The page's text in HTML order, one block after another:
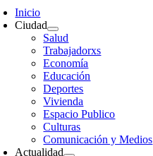
Inicio
Ciudad
Salud
Trabajadorxs
Economía
Educación
Deportes
Vivienda
Espacio Publico
Culturas
Comunicación y Medios
Actualidad